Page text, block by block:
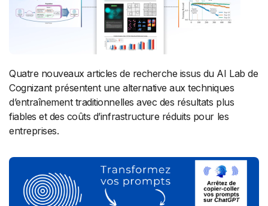
Quatre nouveaux articles de recherche issus du AI Lab de
Cognizant présentent une alternative aux techniques
d’entraînement traditionnelles avec des résultats plus
fiables et des coûts d’infrastructure réduits pour les
entreprises.